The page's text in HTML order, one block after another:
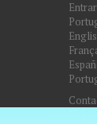
Entrar